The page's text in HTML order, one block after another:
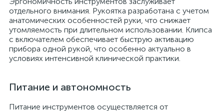
отдельного внимания. Рукоятка разработана с учетом
анатомических особенностей руки, что снижает
утомляемость при длительном использовании. Клипса
с включателем обеспечивает быструю активацию
прибора одной рукой, что особенно актуально в
условиях интенсивной клинической практики.
Питание и автономность
Питание инструментов осуществляется от